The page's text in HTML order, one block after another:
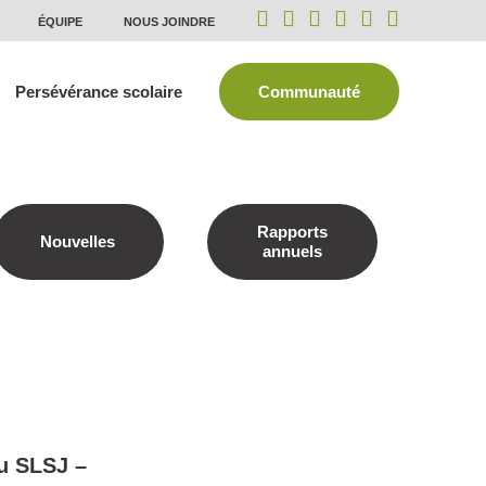
ÉQUIPE NOUS JOINDRE
Persévérance scolaire Communauté
Nouvelles
Rapports
annuels
SLSJ –